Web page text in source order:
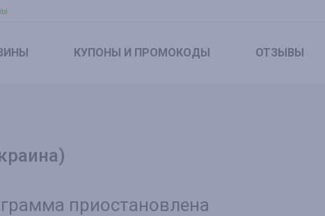
КУПОНЫ И ПРОМОКОДЫ ОТЗЫВЫ
приостановлена